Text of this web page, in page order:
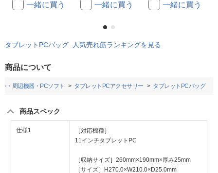
一緒に買う 一緒に買う 一緒に買う
タブレットPCバッグ 人気売れ筋ランキングを見る
商品について
・周辺機器・PCソフト タブレットPCアクセサリー タブレットPCバッグ
商品スペック
仕様1
［対応機種］
11インチタブレットPC
［収納サイズ］260mm×190mm×厚み25mm
［サイズ］H270.0×W210.0×D25.0mm